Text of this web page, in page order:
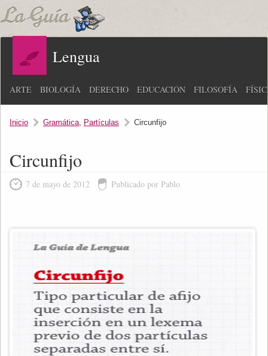
Lengua
ARTE BIOLOGÍA DERECHO EDUCACIÓN FILOSOFÍA
Inicio Gramática, Partículas Circunfijo
Circunfijo
7 de mayo de 2012 Publicado por Pablo